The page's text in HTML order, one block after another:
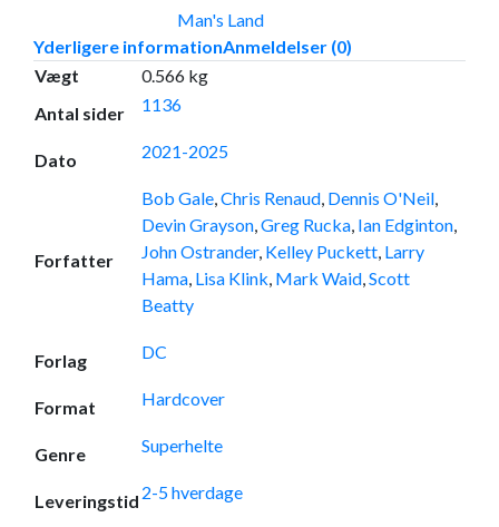
Man's Land
Yderligere informationAnmeldelser (0)
Vægt
0.566 kg
Antal sider
1136
Dato 2021-2025
Forfatter
Bob Gale,Chris Renaud, Dennis O'Neil,
Devin Grayson,Greg Rucka, Ian Edginton,
John Ostrander, Kelley Puckett, Larry
Hama, Lisa Klink, Mark Waid,Scott
Beatty
Forlag DC
Format Hardcover
Genre Superhelte
Leveringstid 2-5 hverdage